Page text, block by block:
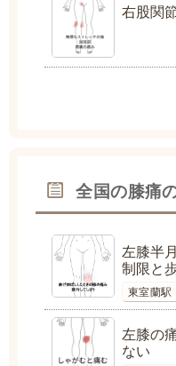
右股関
全国の膝痛
左膝半
制限と
東室蘭駅
左膝の
ない